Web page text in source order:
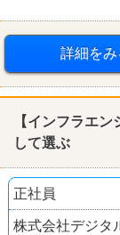
完全週休2日制
詳細をみ
【インフラエ
して選ぶ
正社員
株式会社デジタ